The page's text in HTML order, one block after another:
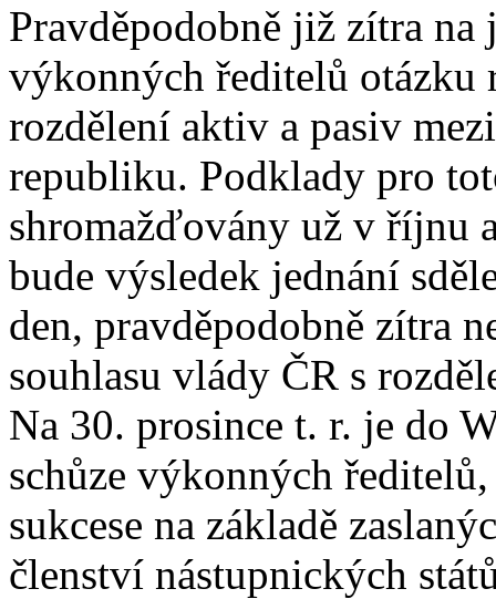
Pravděpodobně již zítra na
výkonných ředitelů otázku
rozdělení aktiv a pasiv
republiku. Podklady pro
shromažďovány už v říjnu
bude výsledek jednání
den, pravděpodobně zítra
souhlasu vlády ČR s
Na 30. prosince t. r. je do
schůze výkonných
sukcese na základě
členství nástupnických